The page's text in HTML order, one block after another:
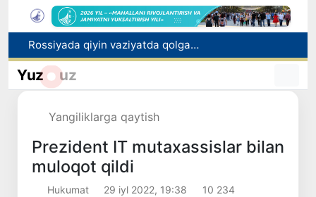
2030 yilgacha xavfli chiqindilarni qayta ishlash darajasi 20 foizga yetkaziladi
Oʻzbekiston ilk bor Xalqaro informatika olimpiadasi — IOI 2026ga mezbonlik qiladi
Yuz uz
Yangiliklarga qaytish
Prezident IT mutaxassislar bilan
muloqot qildi
Hukumat 29 iyl 2022, 19:38 10 234